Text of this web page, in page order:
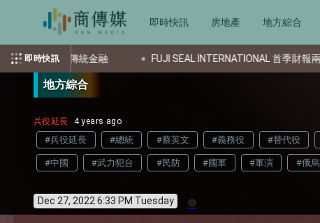
即時快訊 房地產 地方綜合
即時快訊
INTERNATIONAL 首季財報兩樣情：歐洲營益驟降，東南亞逆勢飆八成
地方綜合
兵役延長 4 years ago
#兵役延長 #總統 #蔡英文 #義務役 #替代役
#中國 #武力犯台 #民防 #國軍 #軍演 #俄
Dec 27, 2022 6:33 PM Tuesday info